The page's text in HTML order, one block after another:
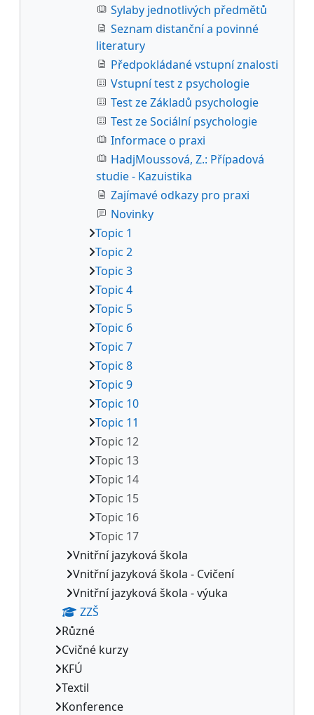
Sylaby jednotlivých předmětů
Seznam distanční a povinné
literatury
Předpokládané vstupní znalosti
Vstupní test z psychologie
Test ze Základů psychologie
Test ze Sociální psychologie
Informace o praxi
HadjMoussová, Z.: Případová
studie - Kazuistika
Zajímavé odkazy pro praxi
Novinky
Topic 1
Topic 2
Topic 3
Topic 4
Topic 5
Topic 6
Topic 7
Topic 8
Topic 9
Topic 10
Topic 11
Topic 12
Topic 13
Topic 14
Topic 15
Topic 16
Topic 17
Vnitřní jazyková škola
Vnitřní jazyková škola - Cvičení
Vnitřní jazyková škola - výuka
ZZŠ
Různé
Cvičné kurzy
KFÚ
Textil
Konference